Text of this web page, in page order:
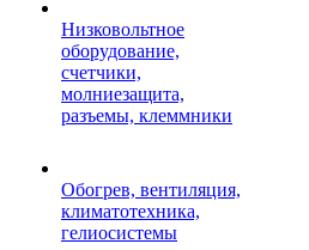
Низковольтное
оборудование,
счетчики,
молниезащита,
разъемы, клеммники
Обогрев, вентиляция,
климатотехника,
гелиосистемы